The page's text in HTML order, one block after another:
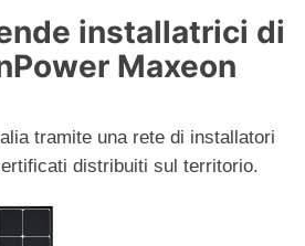
installatrici di
Maxeon
tramite una rete di installatori
distribuiti sul territorio.